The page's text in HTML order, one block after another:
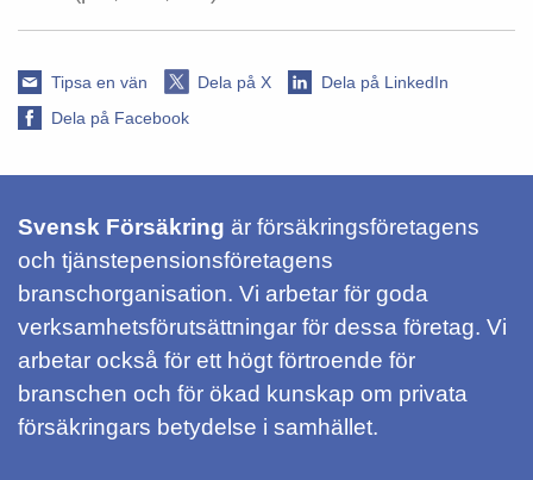
Tipsa en vän Dela på X
Dela på LinkedIn
Dela på Facebook
Svensk Försäkring är försäkringsföretagens
och tjänstepensionsföretagens
branschorganisation. Vi arbetar för goda
verksamhetsförutsättningar för dessa företag. Vi
arbetar också för ett högt förtroende för
branschen och för ökad kunskap om privata
försäkringars betydelse i samhället.